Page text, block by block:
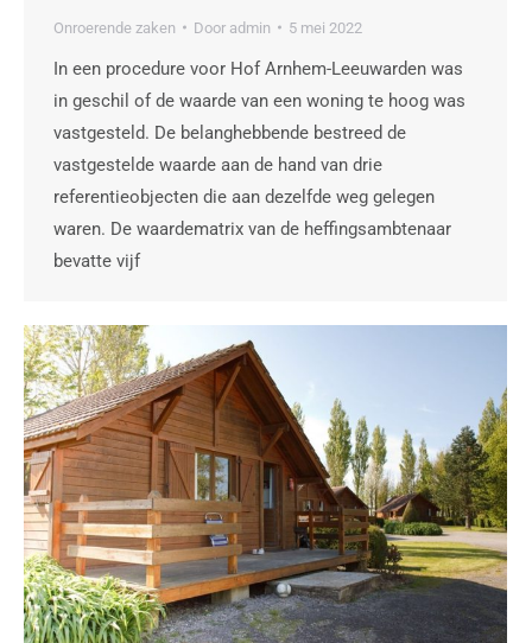
Onroerende zaken Door admin 5 mei 2022
In een procedure voor Hof Arnhem-Leeuwarden was
in geschil of de waarde van een woning te hoog was
vastgesteld. De belanghebbende bestreed de
vastgestelde waarde aan de hand van drie
referentieobjecten die aan dezelfde weg gelegen
waren. De waardematrix van de heffingsambtenaar
bevatte vijf